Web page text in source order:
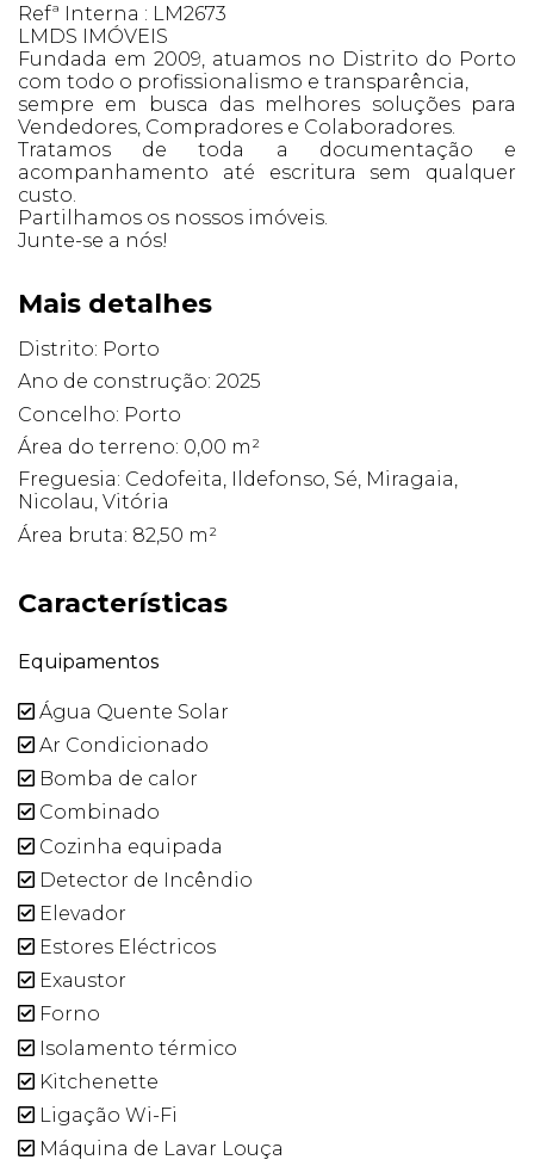
Refª Interna : LM2673
LMDS IMÓVEIS
Fundada em 2009, atuamos no Distrito do Porto
com todo o profissionalismo e transparência,
sempre em busca das melhores soluções para
Vendedores, Compradores e Colaboradores.
Tratamos de toda a documentação e
acompanhamento até escritura sem qualquer
custo.
Partilhamos os nossos imóveis.
Junte-se a nós!
Mais detalhes
Distrito: Porto
Ano de construção: 2025
Concelho: Porto
Área do terreno: 0,00 m²
Freguesia: Cedofeita, Ildefonso, Sé, Miragaia,
Nicolau, Vitória
Área bruta: 82,50 m²
Características
Equipamentos
Água Quente Solar
Ar Condicionado
Bomba de calor
Combinado
Cozinha equipada
Detector de Incêndio
Elevador
Estores Eléctricos
Exaustor
Forno
Isolamento térmico
Kitchenette
Ligação Wi-Fi
Máquina de Lavar Louça